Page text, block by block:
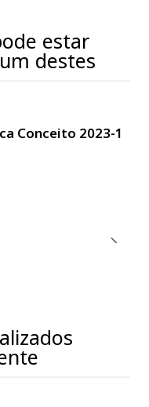
estar
destes
Conceito 2023-1